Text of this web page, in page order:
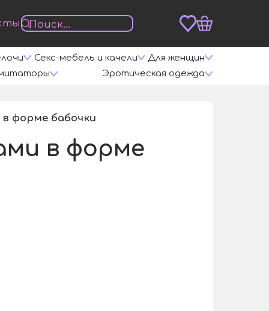
Секс-мебель и качели
Для женщин
Эротическая одежда
форме бабочки
в форме